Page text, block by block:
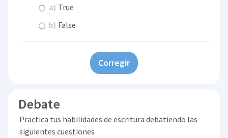
a) True
b) False
Corregir
Debate
Practica tus habilidades de escritura debatiendo las
siguientes cuestiones